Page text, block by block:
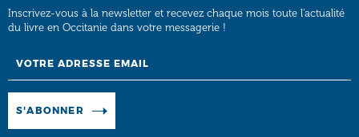
Inscrivez-vous à la newsletter et recevez chaque mois toute l’actualité
du livre en Occitanie dans votre messagerie !
S'ABONNER